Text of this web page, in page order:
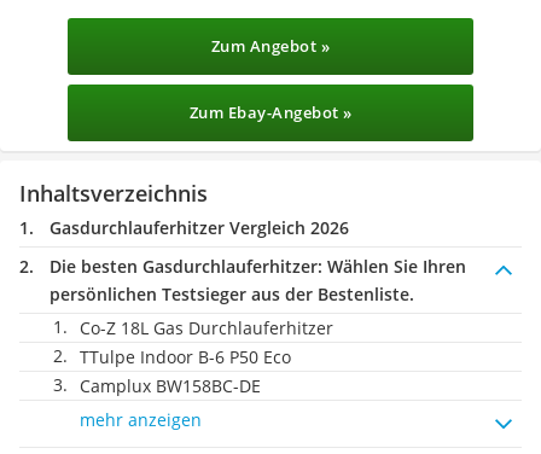
Zum Angebot »
Zum Ebay-Angebot »
Inhaltsverzeichnis
Gasdurchlauferhitzer Vergleich 2026
Die besten Gasdurchlauferhitzer: Wählen Sie Ihren
persönlichen Testsieger aus der Bestenliste.
Co-Z 18L Gas Durchlauferhitzer
TTulpe Indoor B-6 P50 Eco
Camplux BW158BC-DE
mehr anzeigen